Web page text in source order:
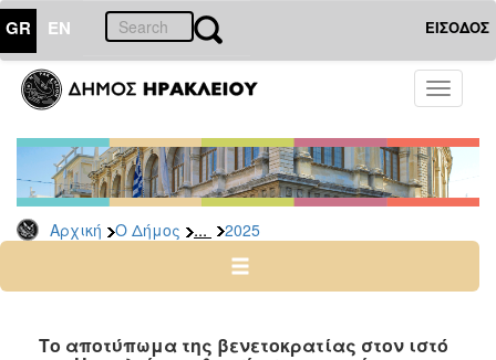
GR EN ΕΙΣΟΔΟΣ
Toggle
Αρχική Ο Δήμος ... 2025
ΔΗΜΟΣ
Δελτία
Τύπου
Αρχείο
2026
2024
Το αποτύπωμα της βενετοκρατίας στον ιστό